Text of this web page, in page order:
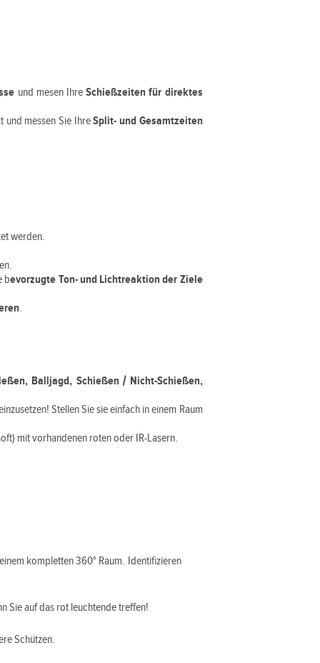
und mesen IhreSchießzeiten für direktes
und messen Sie IhreSplit- und Gesamtzeiten
werden.
bevorzugte Ton- und Lichtreaktion der Ziele
.
Balljagd, Schießen / Nicht-Schießen,
Stellen Sie sie einfach in einem Raum
mit vorhandenen roten oder IR-Lasern.
kompletten 360° Raum. Identifizieren
Sie auf das rot leuchtende treffen!
Schützen.